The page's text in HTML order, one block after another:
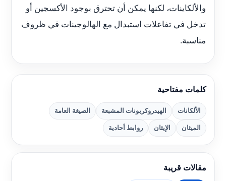
والألكاينات، لكنها يمكن أن تحترق بوجود الأكسجين أو
تدخل في تفاعلات استبدال مع الهالوجينات في ظروف
مناسبة.
كلمات مفتاحية
الألكانات الهيدروكربونات المشبعة الصيغة العامة
الميثان الإيثان روابط أحادية
مقالات قريبة